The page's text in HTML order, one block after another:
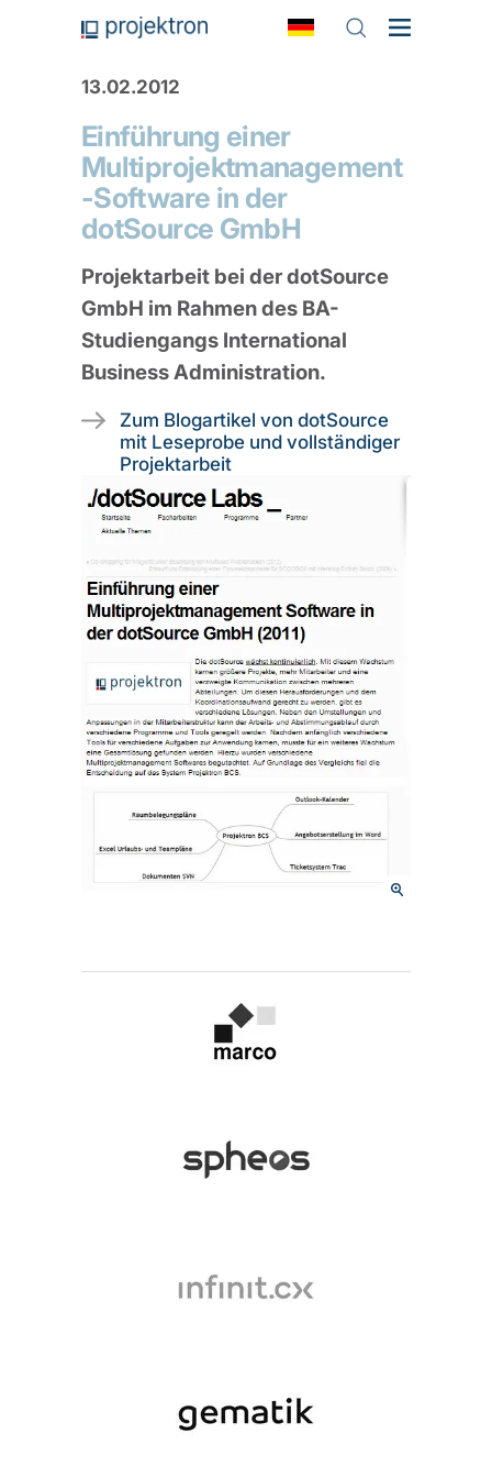
13.02.2012
Einführung einer
Multiprojektmanagement
-Software in der
dotSource GmbH
Projektarbeit bei der dotSource
GmbH im Rahmen des BA-
Studiengangs International
Business Administration.
Zum Blogartikel von dotSource
mit Leseprobe und vollständiger
Projektarbeit